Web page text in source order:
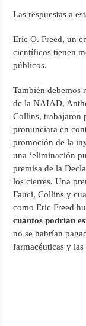
Las respuestas a
Eric O. Freed, un
científicos tienen
públicos.
También debemos
de la NAIAD,
Collins, trabajaron
pronunciara en
promoción de la
una ‘eliminación
premisa de la
los cierres. Una
Fauci, Collins y
como Eric Freed
cuántos podrían
no se habrían
farmacéuticas y